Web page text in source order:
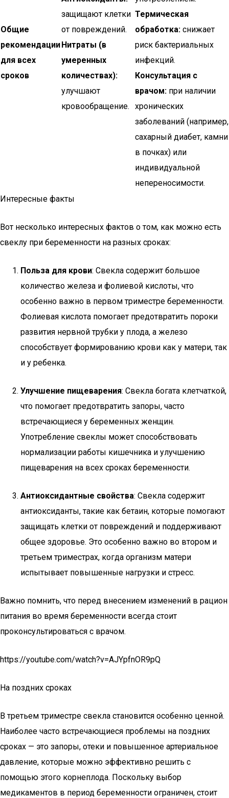
Общие
рекомендации
для всех
сроков
защищают клетки
от повреждений.
Нитраты (в
умеренных
количествах):
улучшают
кровообращение.
Термическая
обработка: снижает
риск бактериальных
инфекций.
Консультация с
врачом: при наличии
хронических
заболеваний (например,
сахарный диабет, камни
в почках) или
индивидуальной
непереносимости.
Интересные факты
Вот несколько интересных фактов о том, как можно есть
свеклу при беременности на разных сроках:
Польза для крови: Свекла содержит большое
количество железа и фолиевой кислоты, что
особенно важно в первом триместре беременности.
Фолиевая кислота помогает предотвратить пороки
развития нервной трубки у плода, а железо
способствует формированию крови как у матери, так
и у ребенка.
Улучшение пищеварения: Свекла богата клетчаткой,
что помогает предотвратить запоры, часто
встречающиеся у беременных женщин.
Употребление свеклы может способствовать
нормализации работы кишечника и улучшению
пищеварения на всех сроках беременности.
Антиоксидантные свойства: Свекла содержит
антиоксиданты, такие как бетаин, которые помогают
защищать клетки от повреждений и поддерживают
общее здоровье. Это особенно важно во втором и
третьем триместрах, когда организм матери
испытывает повышенные нагрузки и стресс.
Важно помнить, что перед внесением изменений в рацион
питания во время беременности всегда стоит
проконсультироваться с врачом.
https://youtube.com/watch?v=AJYpfnOR9pQ
На поздних сроках
В третьем триместре свекла становится особенно ценной.
Наиболее часто встречающиеся проблемы на поздних
сроках — это запоры, отеки и повышенное артериальное
давление, которые можно эффективно решить с
помощью этого корнеплода. Поскольку выбор
медикаментов в период беременности ограничен, стоит